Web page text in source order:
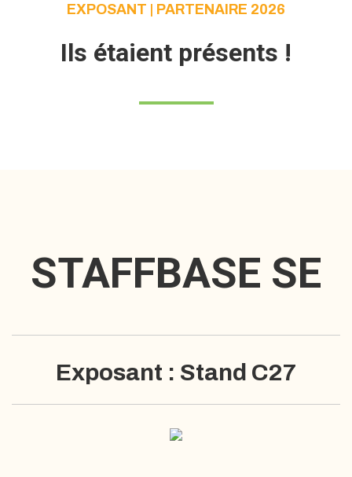
EXPOSANT | PARTENAIRE 2026
Ils étaient présents !
STAFFBASE SE
Exposant : Stand C27